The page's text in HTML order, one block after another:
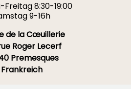
8:30-19:00
9-16h
de la Cœuillerie
Roger Lecerf
Premesques
Frankreich